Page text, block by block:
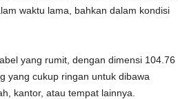
waktu lama, bahkan dalam kondisi
yang rumit, dengan dimensi 104.76
yang cukup ringan untuk dibawa
kantor, atau tempat lainnya.